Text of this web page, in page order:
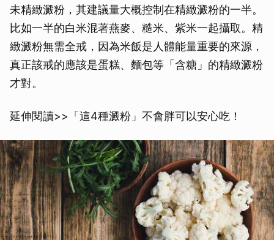
未精緻澱粉，其建議量大概控制在精緻澱粉的一半。
比如一半的白米混著燕麥、糙米、紫米一起攝取。精
緻澱粉無需全戒，因為米飯是人體能量重要的來源，
真正該戒的應該是蛋糕、麵包等「含糖」的精緻澱粉
才對。
延伸閱讀>>「這4種澱粉」不會胖可以安心吃！